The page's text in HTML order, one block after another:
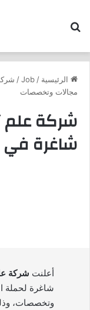
الرئيسية /
Job
/
مجالات وتخصصات
شركة علم
شاغرة
أعلنت شركة
شاغرة لحملة
وتخصصات،